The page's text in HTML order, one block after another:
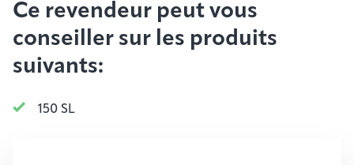
Ce revendeur peut vous
conseiller sur les produits
suivants:
150 SL